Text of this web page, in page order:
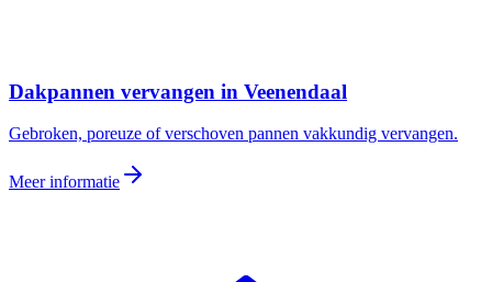
Dakpannen vervangen in Veenendaal
Gebroken, poreuze of verschoven pannen vakkundig vervangen.
Meer informatie